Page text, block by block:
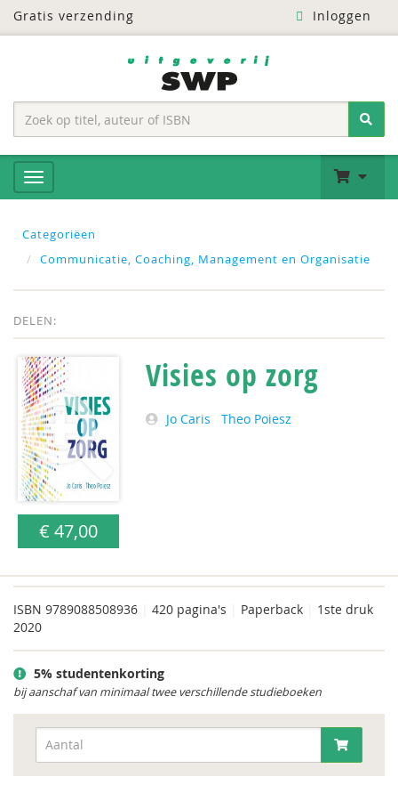
Gratis verzending Inloggen
Categoriëen
Communicatie, Coaching, Management en Organisatie
DELEN:
€ 47,00
Visies op zorg
Jo Caris Theo Poiesz
ISBN 9789088508936 420 pagina's Paperback
1ste druk
2020
5% studentenkorting
bij aanschaf van minimaal twee verschillende studieboeken